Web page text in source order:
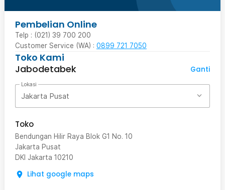
Pembelian Online
Telp : (021) 39 700 200
Customer Service (WA) : 0899 721 7050
Toko Kami
Jabodetabek
Ganti
Lokasi
Jakarta Pusat
Toko
Bendungan Hilir Raya Blok G1 No. 10
Jakarta Pusat
DKI Jakarta 10210
Lihat google maps